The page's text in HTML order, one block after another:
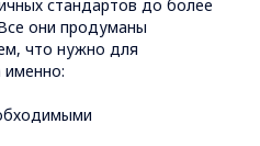
стандартов до более
они продуманы
что нужно для
именно: